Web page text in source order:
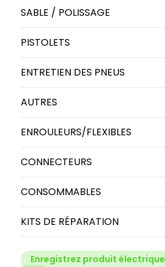
SABLE / POLISSAGE
PISTOLETS
ENTRETIEN DES PNEUS
AUTRES
ENROULEURS/FLEXIBLES
CONNECTEURS
CONSOMMABLES
KITS DE RÉPARATION
Enregistrez produit électrique